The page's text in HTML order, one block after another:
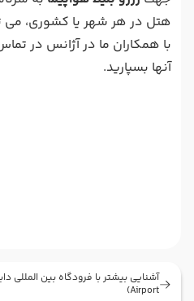
هتل در هر شهر یا کشوری، می
با همکاران ما در آژانس در
آنها بسپارید.
Airport)